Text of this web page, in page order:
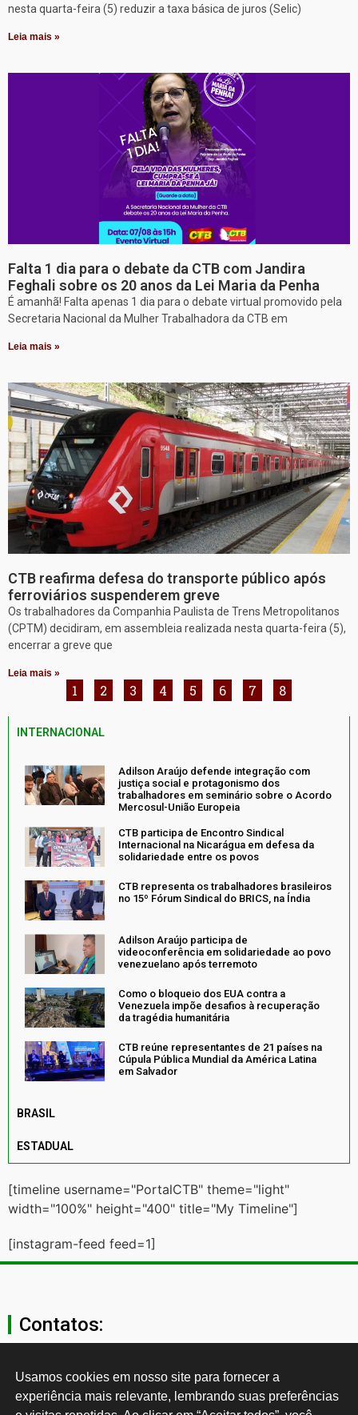
nesta quarta-feira (5) reduzir a taxa básica de juros (Selic)
Leia mais »
Falta 1 dia para o debate da CTB com Jandira
Feghali sobre os 20 anos da Lei Maria da Penha
É amanhã! Falta apenas 1 dia para o debate virtual promovido pela
Secretaria Nacional da Mulher Trabalhadora da CTB em
Leia mais »
CTB reafirma defesa do transporte público após
ferroviários suspenderem greve
Os trabalhadores da Companhia Paulista de Trens Metropolitanos
(CPTM) decidiram, em assembleia realizada nesta quarta-feira (5),
encerrar a greve que
Leia mais »
1 2 3 4 5 6 7 8
INTERNACIONAL
Adilson Araújo defende integração com
justiça social e protagonismo dos
trabalhadores em seminário sobre o Acordo
Mercosul-União Europeia
CTB participa de Encontro Sindical
Internacional na Nicarágua em defesa da
solidariedade entre os povos
CTB representa os trabalhadores brasileiros
no 15º Fórum Sindical do BRICS, na Índia
Adilson Araújo participa de
videoconferência em solidariedade ao povo
venezuelano após terremoto
Como o bloqueio dos EUA contra a
Venezuela impõe desafios à recuperação
da tragédia humanitária
CTB reúne representantes de 21 países na
Cúpula Pública Mundial da América Latina
em Salvador
BRASIL
ESTADUAL
[timeline username="PortalCTB" theme="light"
width="100%" height="400" title="My Timeline"]
[instagram-feed feed=1]
Contatos:
secgeral@ctb.org.br
11 3874-0040
Usamos cookies em nosso site para fornecer a
experiência mais relevante, lembrando suas preferências